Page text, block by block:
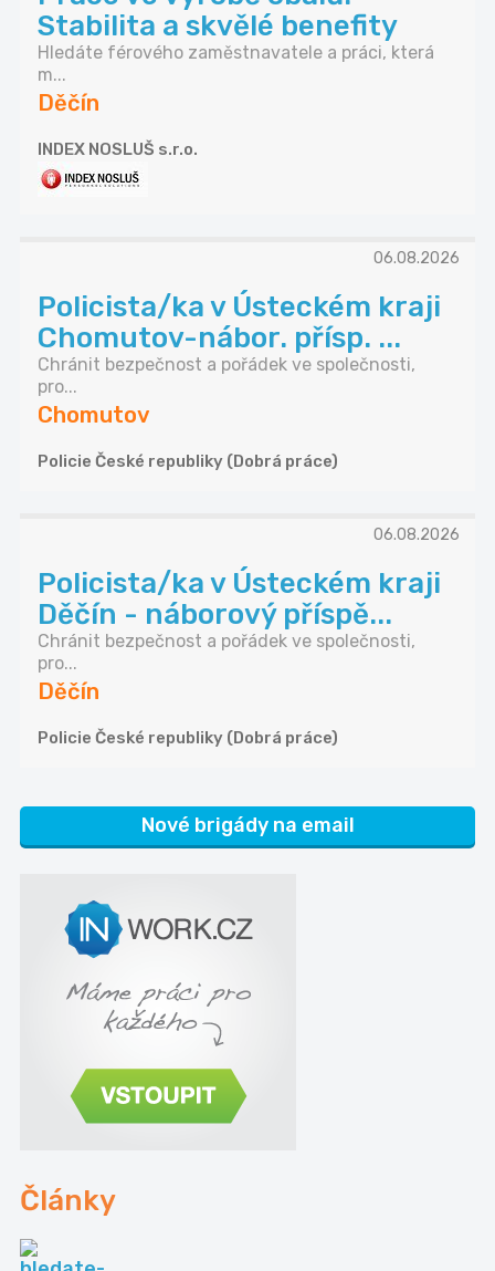
Stabilita a skvělé benefity
Hledáte férového zaměstnavatele a práci, která
m...
Děčín
INDEX NOSLUŠ s.r.o.
06.08.2026
Policista/ka v Ústeckém kraji
Chomutov-nábor. přísp. ...
Chránit bezpečnost a pořádek ve společnosti,
pro...
Chomutov
Policie České republiky (Dobrá práce)
06.08.2026
Policista/ka v Ústeckém kraji
Děčín - náborový příspě...
Chránit bezpečnost a pořádek ve společnosti,
pro...
Děčín
Policie České republiky (Dobrá práce)
Nové brigády na email
Články